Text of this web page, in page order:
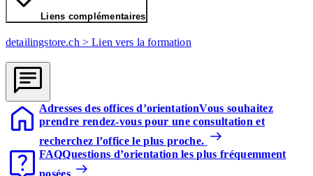
Liens complémentaires
detailingstore.ch > Lien vers la formation
Adresses des offices d’orientationVous souhaitez
prendre rendez-vous pour une consultation et
recherchez l’office le plus proche.
FAQQuestions d’orientation les plus fréquemment
posées